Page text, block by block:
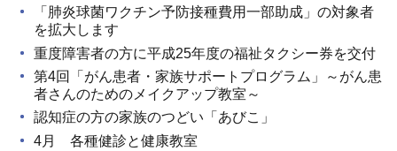
「肺炎球菌ワクチン予防接種費用一部助成」の対象者
を拡大します
重度障害者の方に平成25年度の福祉タクシー券を交付
第4回「がん患者・家族サポートプログラム」～がん患
者さんのためのメイクアップ教室～
認知症の方の家族のつどい「あびこ」
4月 各種健診と健康教室